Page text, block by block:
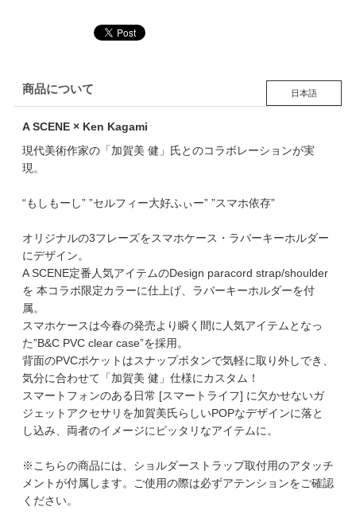
商品について 日本語
A SCENE × Ken Kagami
現代美術作家の「加賀美 健」氏とのコラボレーションが実
現。
“もしもーし” ”セルフィー大好ふぃー” ”スマホ依存”
オリジナルの3フレーズをスマホケース・ラバーキーホルダー
にデザイン。
A SCENE定番人気アイテムのDesign paracord strap/shoulder
を 本コラボ限定カラーに仕上げ、ラバーキーホルダーを付
属。
スマホケースは今春の発売より瞬く間に人気アイテムとなっ
た”B&C PVC clear case”を採用。
背面のPVCポケットはスナップボタンで気軽に取り外しでき、
気分に合わせて「加賀美 健」仕様にカスタム！
スマートフォンのある日常 [スマートライフ] に欠かせないガ
ジェットアクセサリを加賀美氏らしいPOPなデザインに落と
し込み、両者のイメージにピッタリなアイテムに。
※こちらの商品には、ショルダーストラップ取付用のアタッチ
メントが付属します。ご使用の際は必ずアテンションをご確認
ください。